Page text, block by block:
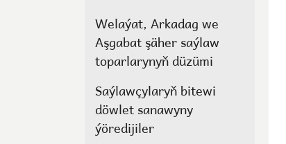
Welaýat, Arkadag we
Aşgabat şäher saýlaw
toparlarynyň düzümi
Saýlawçylaryň bitewi
döwlet sanawyny
ýöredijiler